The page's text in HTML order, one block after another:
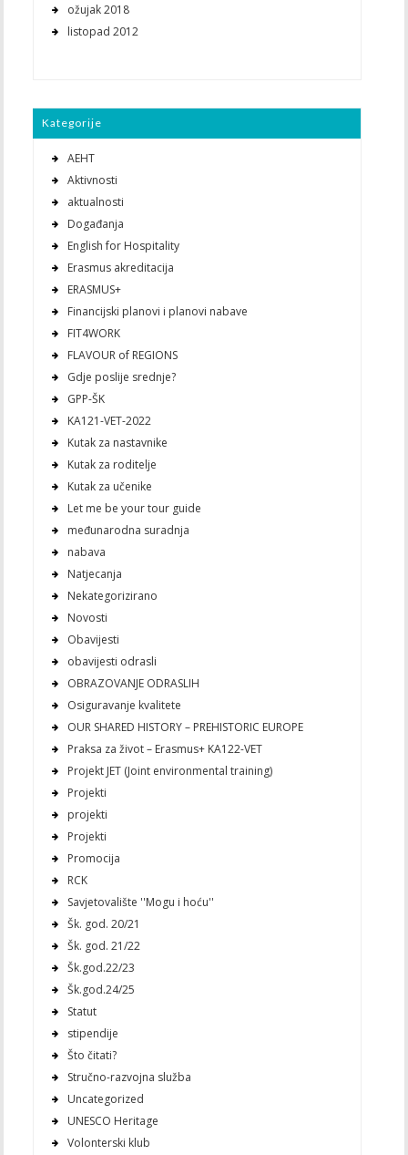
ožujak 2018
listopad 2012
Kategorije
AEHT
Aktivnosti
aktualnosti
Događanja
English for Hospitality
Erasmus akreditacija
ERASMUS+
Financijski planovi i planovi nabave
FIT4WORK
FLAVOUR of REGIONS
Gdje poslije srednje?
GPP-ŠK
KA121-VET-2022
Kutak za nastavnike
Kutak za roditelje
Kutak za učenike
Let me be your tour guide
međunarodna suradnja
nabava
Natjecanja
Nekategorizirano
Novosti
Obavijesti
obavijesti odrasli
OBRAZOVANJE ODRASLIH
Osiguravanje kvalitete
OUR SHARED HISTORY – PREHISTORIC EUROPE
Praksa za život – Erasmus+ KA122-VET
Projekt JET (Joint environmental training)
Projekti
projekti
Projekti
Promocija
RCK
Savjetovalište ''Mogu i hoću''
Šk. god. 20/21
Šk. god. 21/22
Šk.god.22/23
Šk.god.24/25
Statut
stipendije
Što čitati?
Stručno-razvojna služba
Uncategorized
UNESCO Heritage
Volonterski klub